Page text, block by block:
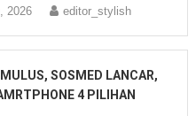
2026 editor_stylish
SOSMED LANCAR,
4 PILIHAN